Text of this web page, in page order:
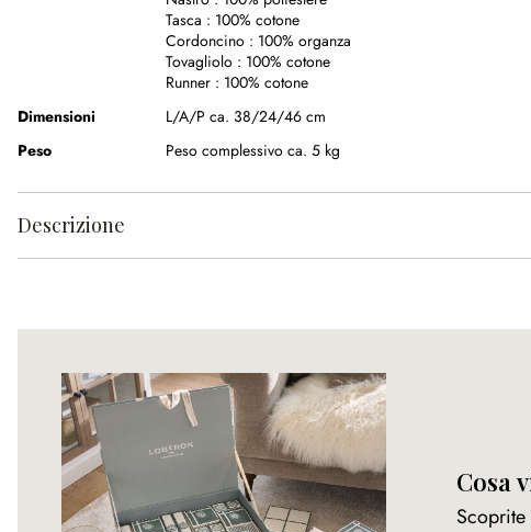
Tasca : 100% cotone
Cordoncino : 100% organza
Tovagliolo : 100% cotone
Runner : 100% cotone
Dimensioni
L/A/P ca. 38/24/46 cm
Peso
Peso complessivo ca. 5 kg
Descrizione
Cosa